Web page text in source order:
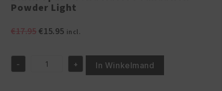
Powder Light
€17.95Oorspronkelijke
€17.95.
€15.95Huidige
is:
€15.95.
incl.
Black
- + In Winkelmand